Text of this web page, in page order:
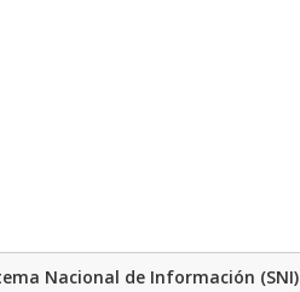
Nacional de Información (SNI)